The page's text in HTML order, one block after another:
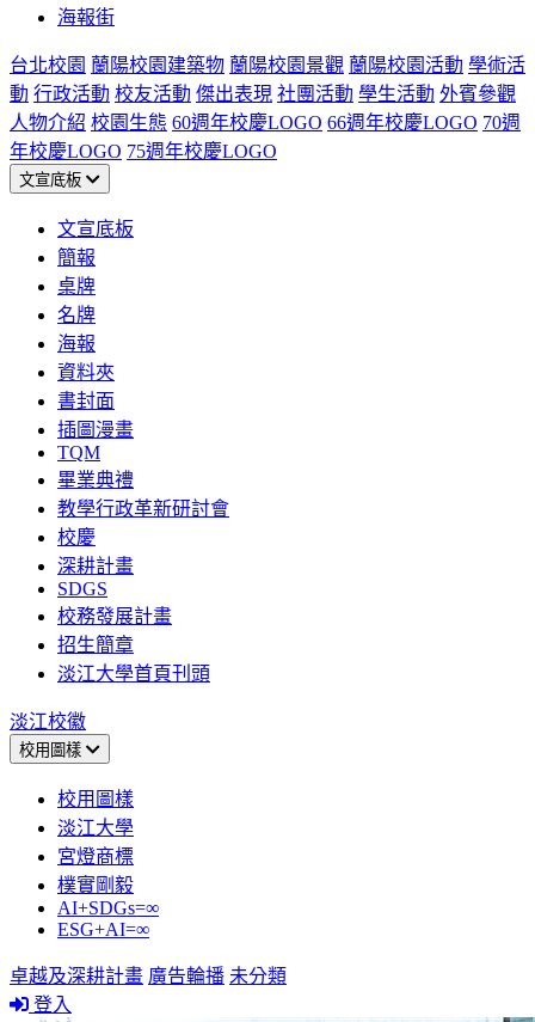
海報街
台北校園 蘭陽校園建築物 蘭陽校園景觀 蘭陽校園活動 學術活
動 行政活動 校友活動 傑出表現 社團活動 學生活動 外賓參觀
人物介紹 校園生態 60週年校慶LOGO 66週年校慶LOGO 70週
年校慶LOGO 75週年校慶LOGO
文宣底板
文宣底板
簡報
桌牌
名牌
海報
資料夾
書封面
插圖漫畫
TQM
畢業典禮
教學行政革新研討會
校慶
深耕計畫
SDGS
校務發展計畫
招生簡章
淡江大學首頁刊頭
淡江校徽
校用圖樣
校用圖樣
淡江大學
宮燈商標
樸實剛毅
AI+SDGs=∞
ESG+AI=∞
卓越及深耕計畫 廣告輪播 未分類
登入